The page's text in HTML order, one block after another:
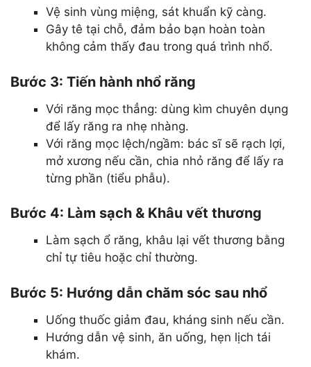
Vệ sinh vùng miệng, sát khuẩn kỹ càng.
Gây tê tại chỗ, đảm bảo bạn hoàn toàn
không cảm thấy đau trong quá trình nhổ.
Bước 3: Tiến hành nhổ răng
Với răng mọc thẳng: dùng kìm chuyên dụng
để lấy răng ra nhẹ nhàng.
Với răng mọc lệch/ngầm: bác sĩ sẽ rạch lợi,
mở xương nếu cần, chia nhỏ răng để lấy ra
từng phần (tiểu phẫu).
Bước 4: Làm sạch & Khâu vết thương
Làm sạch ổ răng, khâu lại vết thương bằng
chỉ tự tiêu hoặc chỉ thường.
Bước 5: Hướng dẫn chăm sóc sau nhổ
Uống thuốc giảm đau, kháng sinh nếu cần.
Hướng dẫn vệ sinh, ăn uống, hẹn lịch tái
khám.